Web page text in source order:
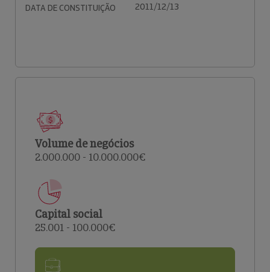
DATA DE CONSTITUIÇÃO 2011/12/13
Volume de negócios
2.000.000 - 10.000.000€
Capital social
25.001 - 100.000€